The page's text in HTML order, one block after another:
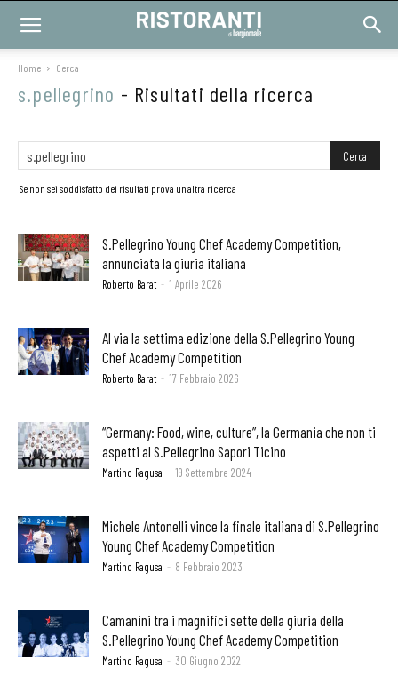
Home Cerca
s.pellegrino - Risultati della ricerca
Se non sei soddisfatto dei risultati prova un'altra ricerca
S.Pellegrino Young Chef Academy Competition,
annunciata la giuria italiana
Roberto Barat - 1 Aprile 2026
Al via la settima edizione della S.Pellegrino Young
Chef Academy Competition
Roberto Barat - 17 Febbraio 2026
“Germany: Food, wine, culture”, la Germania che non ti
aspetti al S.Pellegrino Sapori Ticino
Martino Ragusa - 19 Settembre 2024
Michele Antonelli vince la finale italiana di S.Pellegrino
Young Chef Academy Competition
Martino Ragusa - 8 Febbraio 2023
Camanini tra i magnifici sette della giuria della
S.Pellegrino Young Chef Academy Competition
Martino Ragusa - 30 Giugno 2022